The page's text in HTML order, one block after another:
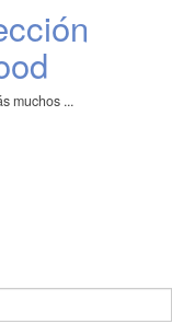
muchos ...